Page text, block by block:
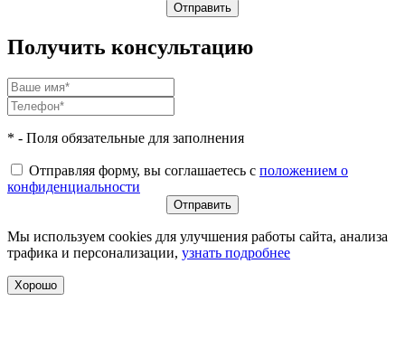
Получить консультацию
* - Поля обязательные для заполнения
Отправляя форму, вы соглашаетесь с положением о
конфиденциальности
Мы используем cookies для улучшения работы сайта, анализа
трафика и персонализации, узнать подробнее
Хорошо